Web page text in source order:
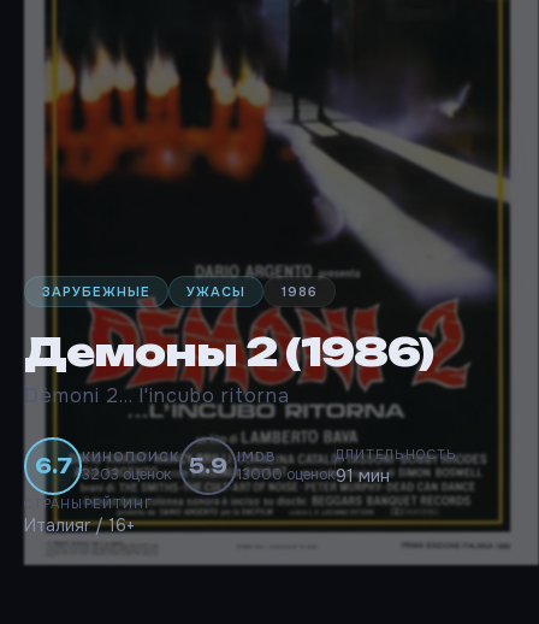
ЗАРУБЕЖНЫЕ УЖАСЫ 1986
Демоны 2 (1986)
Dèmoni 2... l'incubo ritorna
6.7 КИНОПОИСК
3203 оценок 5.9 IMDB
13000 оценок
ДЛИТЕЛЬНОСТЬ
91 мин
СТРАНЫ
Италия
РЕЙТИНГ
r / 16+